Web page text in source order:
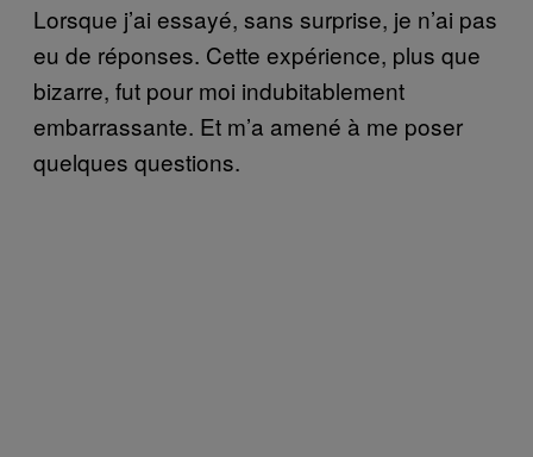
Lorsque j’ai essayé, sans surprise, je n’ai pas
eu de réponses. Cette expérience, plus que
bizarre, fut pour moi indubitablement
embarrassante. Et m’a amené à me poser
quelques questions.